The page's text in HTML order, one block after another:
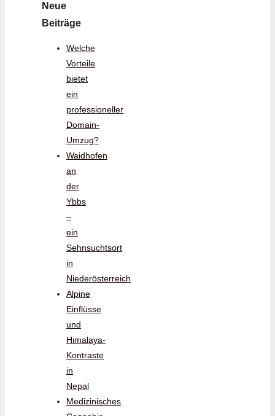
Neue
Beiträge
Welche
Vorteile
bietet
ein
professioneller
Domain-
Umzug?
Waidhofen
an
der
Ybbs
–
ein
Sehnsuchtsort
in
Niederösterreich
Alpine
Einflüsse
und
Himalaya-
Kontraste
in
Nepal
Medizinisches